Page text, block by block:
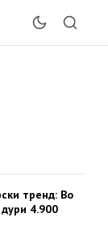
тренд: Во
4.900